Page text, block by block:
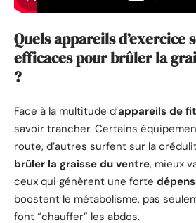
Quels appareils d’exercice
efficaces pour brûler la
?
Face à la multitude d’appareils de
savoir trancher. Certains
route, d’autres surfent sur la
brûler la graisse du ventre, mieux
ceux qui génèrent une forte
boostent le métabolisme, pas
font “chauffer” les abdos.